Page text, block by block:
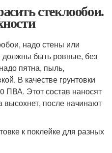
стеклообои.
надо стены или
должны быть ровные, без
пятна, пыль,
В качестве грунтовки
ПВА. Этот состав наносят
высохнет, после начинают
к поклейке для разных